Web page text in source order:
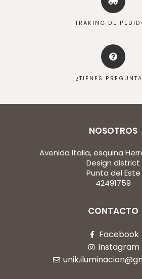
TRAKING DE
¿TIENES
NOSOTROS
Avenida Italia, esquina
Design district
Punta del Este
42491759
CONTACTO
Facebook
Instagram